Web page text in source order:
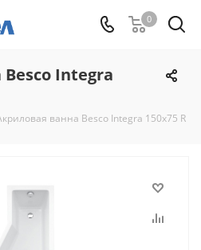
0
Integra
ванна Besco Integra 150x75 R